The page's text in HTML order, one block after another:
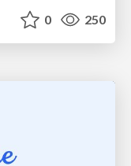
0 250